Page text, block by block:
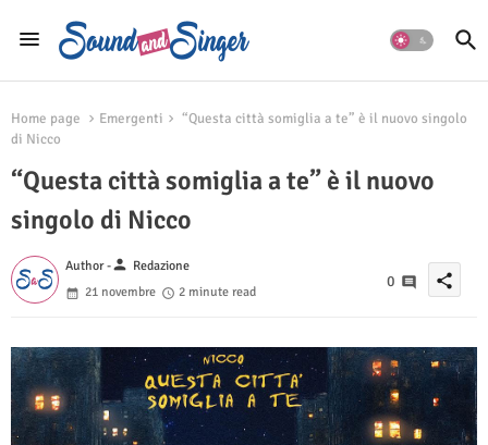
Home page Emergenti
“Questa città somiglia a te” è il nuovo singolo
di Nicco
“Questa città somiglia a te” è il nuovo
singolo di Nicco
Author -person Redazione
21 novembre
2 minute read
0 share